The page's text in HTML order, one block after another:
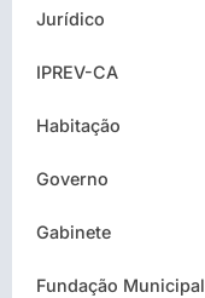
Jurídico
IPREV-CA
Habitação
Governo
Gabinete
Fundação Municipal